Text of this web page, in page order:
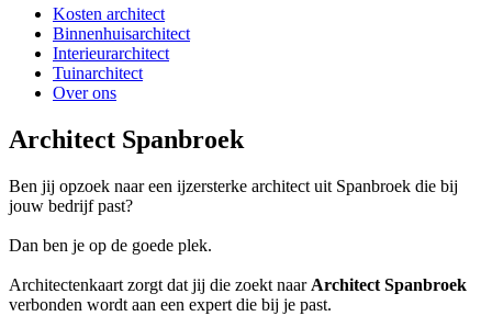
Kosten architect
Binnenhuisarchitect
Interieurarchitect
Tuinarchitect
Over ons
Architect Spanbroek
Ben jij opzoek naar een ijzersterke architect uit Spanbroek die bij
jouw bedrijf past?
Dan ben je op de goede plek.
Architectenkaart zorgt dat jij die zoekt naar Architect Spanbroek
verbonden wordt aan een expert die bij je past.